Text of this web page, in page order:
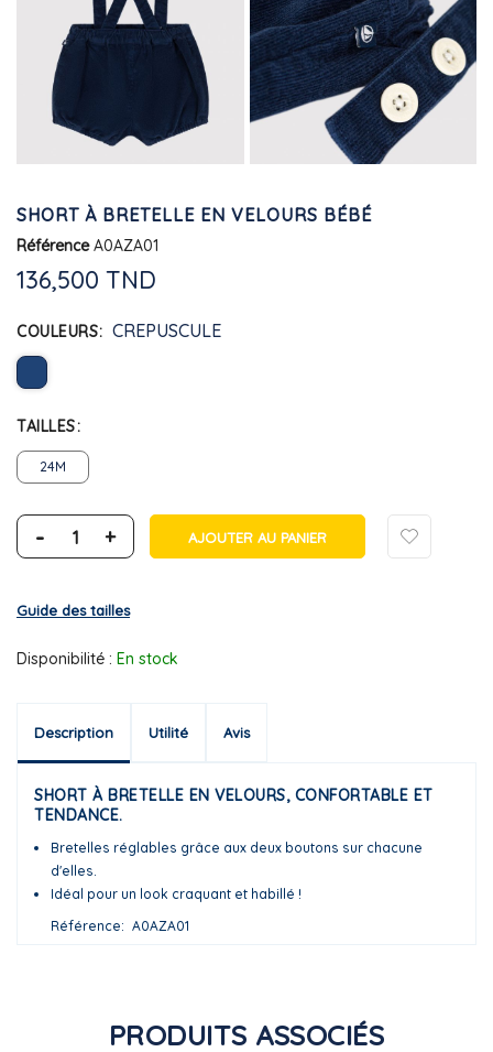
SHORT À BRETELLE EN VELOURS BÉBÉ
Référence A0AZA01
136,500 TND
COULEURS CREPUSCULE
TAILLES
24M
- + AJOUTER AU PANIER
Guide des tailles
Disponibilité : En stock
Description Utilité Avis
SHORT À BRETELLE EN VELOURS, CONFORTABLE ET
TENDANCE.
Bretelles réglables grâce aux deux boutons sur chacune
d'elles.
Idéal pour un look craquant et habillé !
Référence
A0AZA01
PRODUITS ASSOCIÉS